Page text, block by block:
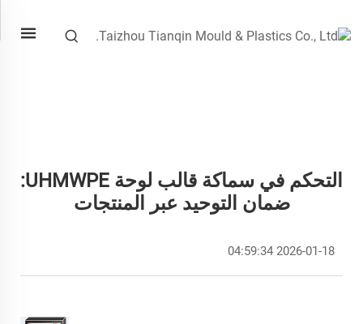
التحكم في سماكة قالب لوحة UHMWPE:
ضمان التوحيد عبر المنتجات
2026-01-18 04:59:34